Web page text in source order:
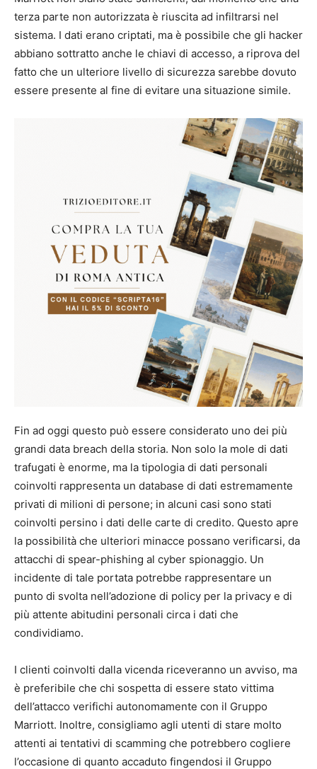
terza parte non autorizzata è riuscita ad infiltrarsi nel
sistema. I dati erano criptati, ma è possibile che gli hacker
abbiano sottratto anche le chiavi di accesso, a riprova del
fatto che un ulteriore livello di sicurezza sarebbe dovuto
essere presente al fine di evitare una situazione simile.
Fin ad oggi questo può essere considerato uno dei più
grandi data breach della storia. Non solo la mole di dati
trafugati è enorme, ma la tipologia di dati personali
coinvolti rappresenta un database di dati estremamente
privati di milioni di persone; in alcuni casi sono stati
coinvolti persino i dati delle carte di credito. Questo apre
la possibilità che ulteriori minacce possano verificarsi, da
attacchi di spear-phishing al cyber spionaggio. Un
incidente di tale portata potrebbe rappresentare un
punto di svolta nell’adozione di policy per la privacy e di
più attente abitudini personali circa i dati che
condividiamo.
I clienti coinvolti dalla vicenda riceveranno un avviso, ma
è preferibile che chi sospetta di essere stato vittima
dell’attacco verifichi autonomamente con il Gruppo
Marriott. Inoltre, consigliamo agli utenti di stare molto
attenti ai tentativi di scamming che potrebbero cogliere
l’occasione di quanto accaduto fingendosi il Gruppo